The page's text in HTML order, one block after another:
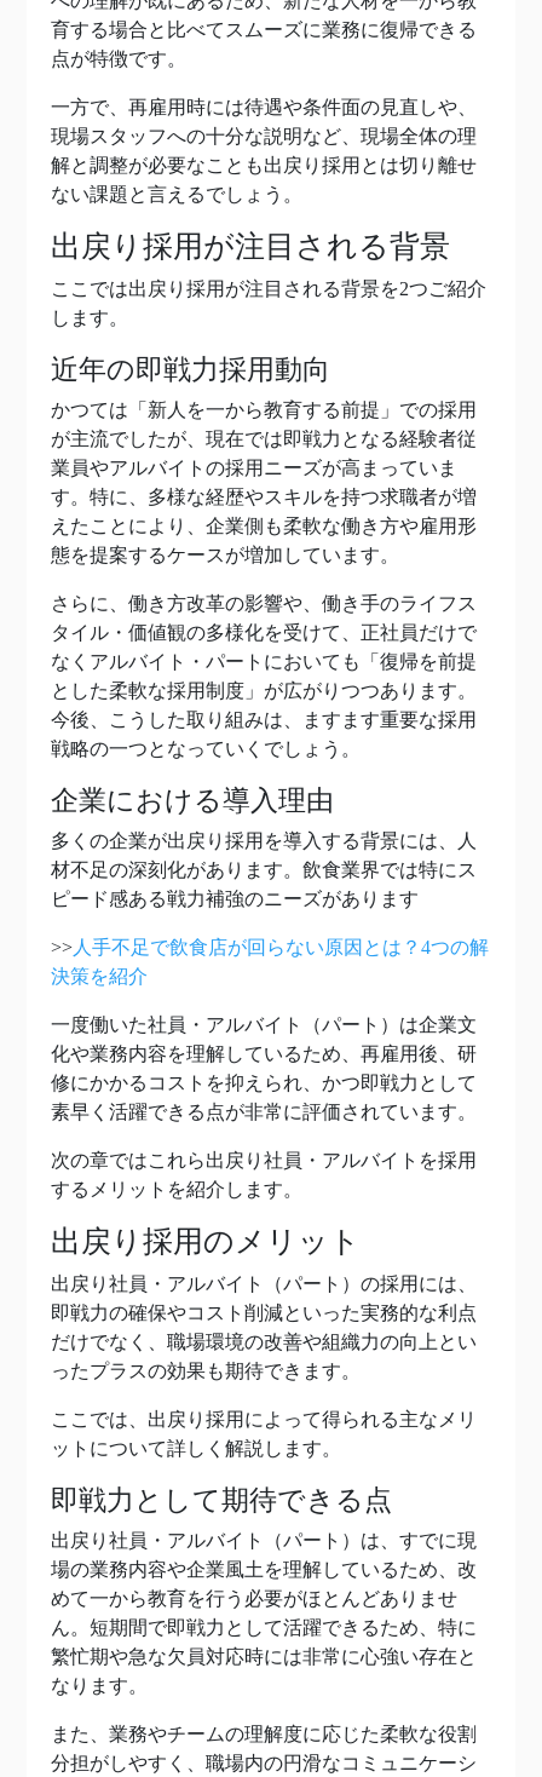
育する場合と比べてスムーズに業務に復帰できる
点が特徴です。
一方で、再雇用時には待遇や条件面の見直しや、
現場スタッフへの十分な説明など、現場全体の理
解と調整が必要なことも出戻り採用とは切り離せ
ない課題と言えるでしょう。
出戻り採用が注目される背景
ここでは出戻り採用が注目される背景を2つご紹介
します。
近年の即戦力採用動向
かつては「新人を一から教育する前提」での採用
が主流でしたが、現在では即戦力となる経験者従
業員やアルバイトの採用ニーズが高まっていま
す。特に、多様な経歴やスキルを持つ求職者が増
えたことにより、企業側も柔軟な働き方や雇用形
態を提案するケースが増加しています。
さらに、働き方改革の影響や、働き手のライフス
タイル・価値観の多様化を受けて、正社員だけで
なくアルバイト・パートにおいても「復帰を前提
とした柔軟な採用制度」が広がりつつあります。
今後、こうした取り組みは、ますます重要な採用
戦略の一つとなっていくでしょう。
企業における導入理由
多くの企業が出戻り採用を導入する背景には、人
材不足の深刻化があります。飲食業界では特にス
ピード感ある戦力補強のニーズがあります
>>人手不足で飲食店が回らない原因とは？4つの解
決策を紹介
一度働いた社員・アルバイト（パート）は企業文
化や業務内容を理解しているため、再雇用後、研
修にかかるコストを抑えられ、かつ即戦力として
素早く活躍できる点が非常に評価されています。
次の章ではこれら出戻り社員・アルバイトを採用
するメリットを紹介します。
出戻り採用のメリット
出戻り社員・アルバイト（パート）の採用には、
即戦力の確保やコスト削減といった実務的な利点
だけでなく、職場環境の改善や組織力の向上とい
ったプラスの効果も期待できます。
ここでは、出戻り採用によって得られる主なメリ
ットについて詳しく解説します。
即戦力として期待できる点
出戻り社員・アルバイト（パート）は、すでに現
場の業務内容や企業風土を理解しているため、改
めて一から教育を行う必要がほとんどありませ
ん。短期間で即戦力として活躍できるため、特に
繁忙期や急な欠員対応時には非常に心強い存在と
なります。
また、業務やチームの理解度に応じた柔軟な役割
分担がしやすく、職場内の円滑なコミュニケーシ